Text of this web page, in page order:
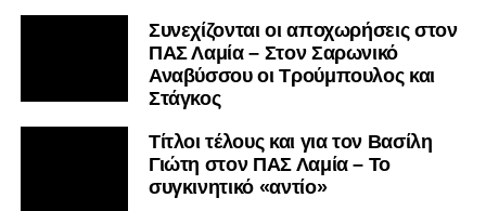
Συνεχίζονται οι αποχωρήσεις στον
ΠΑΣ Λαμία – Στον Σαρωνικό
Αναβύσσου οι Τρούμπουλος και
Στάγκος
Τίτλοι τέλους και για τον Βασίλη
Γιώτη στον ΠΑΣ Λαμία – Το
συγκινητικό «αντίο»